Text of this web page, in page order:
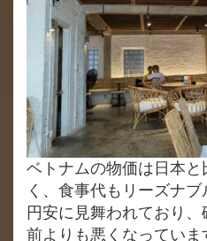
ベトナムの物価は日本
く、食事代もリーズナ
円安に見舞われており
前よりも悪くなっていま